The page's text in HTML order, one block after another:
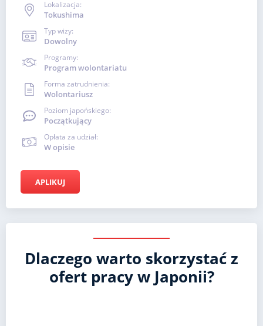
Lokalizacja:
Tokushima
Typ wizy:
Dowolny
Programy:
Program wolontariatu
Forma zatrudnienia:
Wolontariusz
Poziom japońskiego:
Początkujący
Opłata za udział:
W opisie
APLIKUJ
Dlaczego warto skorzystać z
ofert pracy w Japonii?